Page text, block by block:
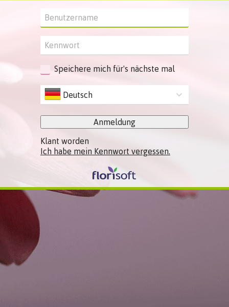
Speichere mich für's nächste mal
Deutsch
Anmeldung
Klant worden
Ich habe mein Kennwort vergessen.